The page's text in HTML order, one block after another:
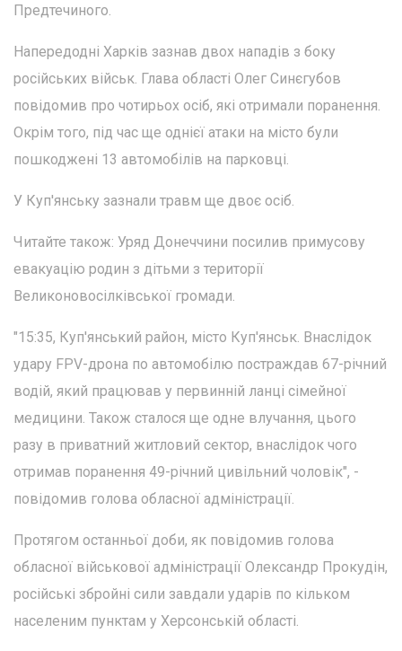
Предтечиного.
Напередодні Харків зазнав двох нападів з боку
російських військ. Глава області Олег Синєгубов
повідомив про чотирьох осіб, які отримали поранення.
Окрім того, під час ще однієї атаки на місто були
пошкоджені 13 автомобілів на парковці.
У Куп'янську зазнали травм ще двоє осіб.
Читайте також: Уряд Донеччини посилив примусову
евакуацію родин з дітьми з території
Великоновосілківської громади.
"15:35, Куп'янський район, місто Куп'янськ. Внаслідок
удару FPV-дрона по автомобілю постраждав 67-річний
водій, який працював у первинній ланці сімейної
медицини. Також сталося ще одне влучання, цього
разу в приватний житловий сектор, внаслідок чого
отримав поранення 49-річний цивільний чоловік", -
повідомив голова обласної адміністрації.
Протягом останньої доби, як повідомив голова
обласної військової адміністрації Олександр Прокудін,
російські збройні сили завдали ударів по кільком
населеним пунктам у Херсонській області.